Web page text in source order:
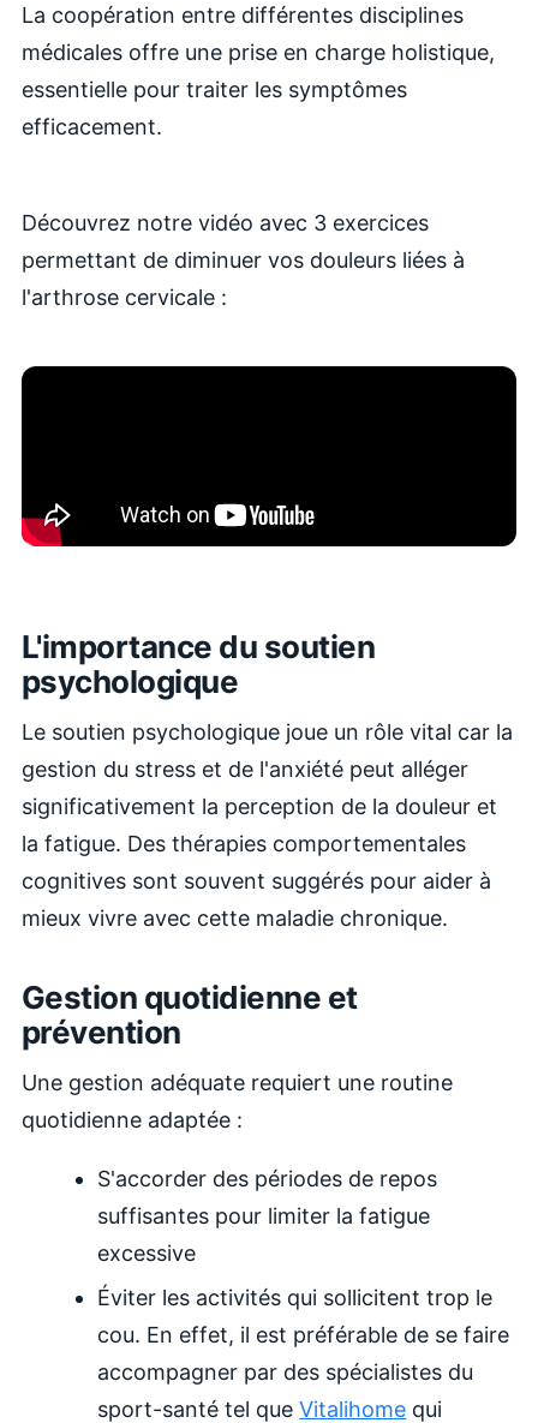
La coopération entre différentes disciplines
médicales offre une prise en charge holistique,
essentielle pour traiter les symptômes
efficacement.
Découvrez notre vidéo avec 3 exercices
permettant de diminuer vos douleurs liées à
l'arthrose cervicale :
L'importance du soutien
psychologique
Le soutien psychologique joue un rôle vital car la
gestion du stress et de l'anxiété peut alléger
significativement la perception de la douleur et
la fatigue. Des thérapies comportementales
cognitives sont souvent suggérés pour aider à
mieux vivre avec cette maladie chronique.
Gestion quotidienne et
prévention
Une gestion adéquate requiert une routine
quotidienne adaptée :
S'accorder des périodes de repos
suffisantes pour limiter la fatigue
excessive
Éviter les activités qui sollicitent trop le
cou. En effet, il est préférable de se faire
accompagner par des spécialistes du
sport-santé tel queVitalihome qui